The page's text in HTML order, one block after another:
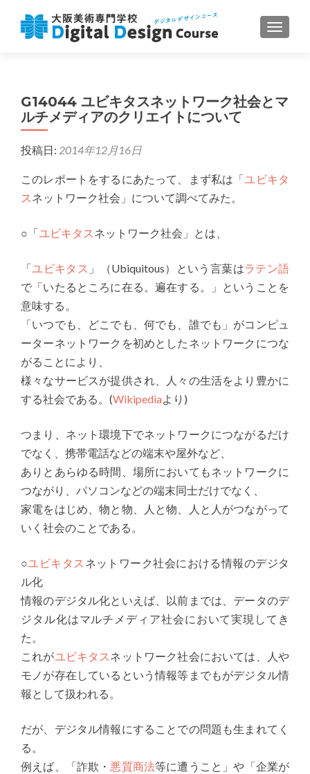
ナビゲ
G14044 ユビキタスネットワーク社会とマ
ルチメディアのクリエイトについて
投稿日: 2014年12月16日
このレポートをするにあたって、まず私は「ユビキタ
ス ネットワーク社会」について調べてみた。
○「ユビキタス ネットワーク社会」とは、
「ユビキタス 」（Ubiquitous）という言葉はラテン語
で「いたるところに在る。遍在する。」ということを
意味する。
「いつでも、どこでも、何でも、誰でも」がコンピュ
ーターネットワークを初めとしたネットワークにつな
がることにより、
様々なサービスが提供され、人々の生活をより豊かに
する社会である。(Wikipediaより)
つまり、ネット環境下でネットワークにつながるだけ
でなく、携帯電話などの端末や屋外など、
ありとあらゆる時間、場所においてもネットワークに
つながり、パソコンなどの端末同士だけでなく、
家電をはじめ、物と物、人と物、人と人がつながって
いく社会のことである。
○ユビキタス ネットワーク社会における情報のデジタ
ル化
情報のデジタル化といえば、以前までは、データのデ
ジタル化はマルチメディア社会において実現してき
た。
これがユビキタス ネットワーク社会においては、人や
モノが存在しているという情報等までもがデジタル情
報として扱われる。
だが、デジタル情報にすることでの問題も生まれてく
る。
例えば、「詐欺・ 悪質商法等に遭うこと」や「企業が